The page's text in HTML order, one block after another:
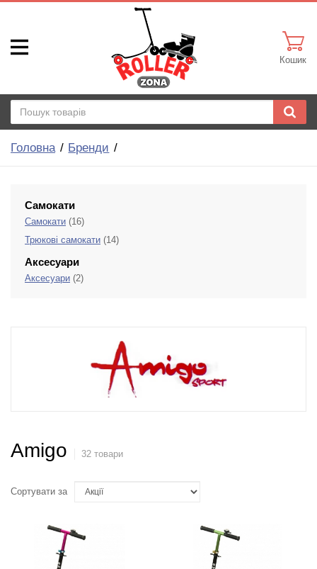
Кошик
Головна Бренди
Самокати
Самокати (16)
Трюкові самокати (14)
Аксесуари
Аксесуари (2)
Amigo 32 товари
Сортувати за